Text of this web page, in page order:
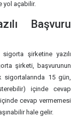
yol açabilir.
Başvuru
şirketine yazılı
şirketi, başvurunun
sigortalarında 15 gün,
içinde cevap
cevap vermemesi
hale gelir.